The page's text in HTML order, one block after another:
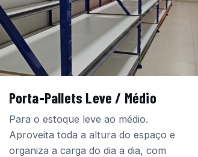
Porta-Pallets Leve / Médio
Para o estoque leve ao médio.
Aproveita toda a altura do espaço e
organiza a carga do dia a dia, com